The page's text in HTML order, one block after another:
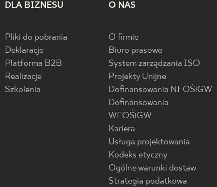
DLA BIZNESU
Pliki do pobrania
Deklaracje
Platforma B2B
Realizacje
Szkolenia
O NAS
O firmie
Biuro prasowe
System zarządzania ISO
Projekty Unijne
Dofinansowania NFOŚiGW
Dofinansowania
WFOŚiGW
Kariera
Usługa projektowania
Kodeks etyczny
Ogólne warunki dostaw
Strategia podatkowa